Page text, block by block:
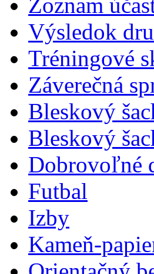
Výsledok
Tréningové
Záverečná
Bleskový
Bleskový
Dobrovoľné
Futbal
Izby
Kameň-